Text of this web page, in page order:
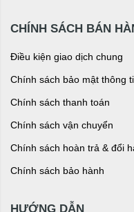
CHÍNH SÁCH BÁN
Điều kiện giao dịch chung
Chính sách bảo mật thông
Chính sách thanh toán
Chính sách vận chuyển
Chính sách hoàn trả & đổi
Chính sách bảo hành
HƯỚNG DẪN